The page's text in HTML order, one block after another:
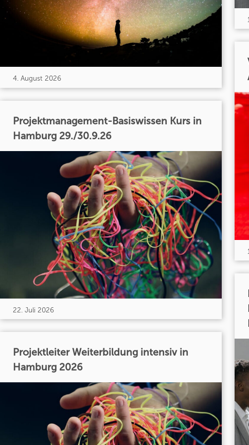
4. August 2026
Projektmanagement-Basiswissen Kurs in
Hamburg 29./30.9.26
22. Juli 2026
Projektleiter Weiterbildung intensiv in
Hamburg 2026